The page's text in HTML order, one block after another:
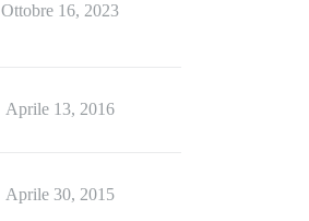
Ottobre 16, 2023
Aprile 13, 2016
Aprile 30, 2015